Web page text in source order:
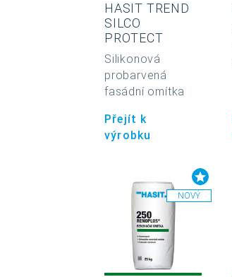
HASIT TREND
SILCO
PROTECT
Silikonová
probarvená
fasádní omítka
Přejít k
výrobku
NOVÝ